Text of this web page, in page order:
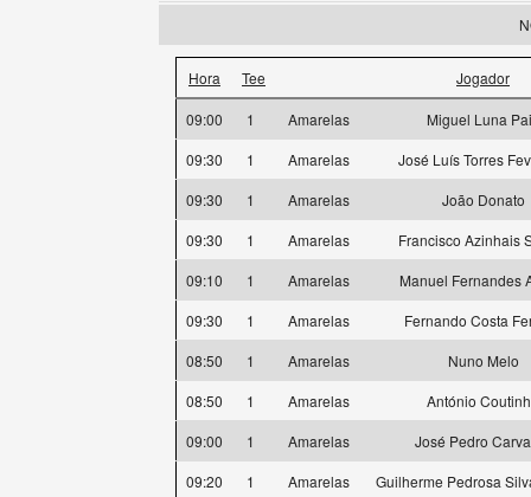
Hora Tee Jogador
09:00 1 Amarelas
Miguel Luna
09:30
1 Amarelas
José Luís Torres
09:30
1 Amarelas
João Donato
09:30
1 Amarelas
Francisco Azinhais
09:10
1 Amarelas
Manuel Fernandes
09:30
1 Amarelas
Fernando Costa
08:50
1 Amarelas
Nuno Melo
08:50
1 Amarelas
António
09:00
1 Amarelas
José Pedro
09:20
1 Amarelas
Guilherme Pedrosa